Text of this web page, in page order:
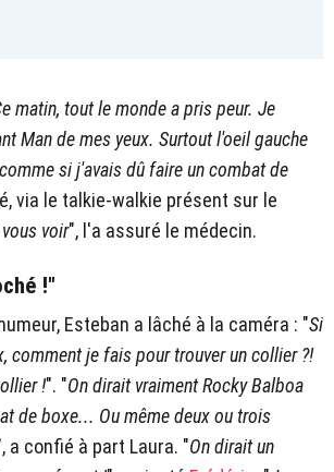
matin, tout le monde a pris peur. Je
Man de mes yeux. Surtout l'oeil gauche
si j'avais dû faire un combat de
via le talkie-walkie présent sur le
voir", l'a assuré le médecin.
!"
Esteban a lâché à la caméra : "Si
comment je fais pour trouver un collier ?!
!". "On dirait vraiment Rocky Balboa
de boxe... Ou même deux ou trois
a confié à part Laura. "On dirait un